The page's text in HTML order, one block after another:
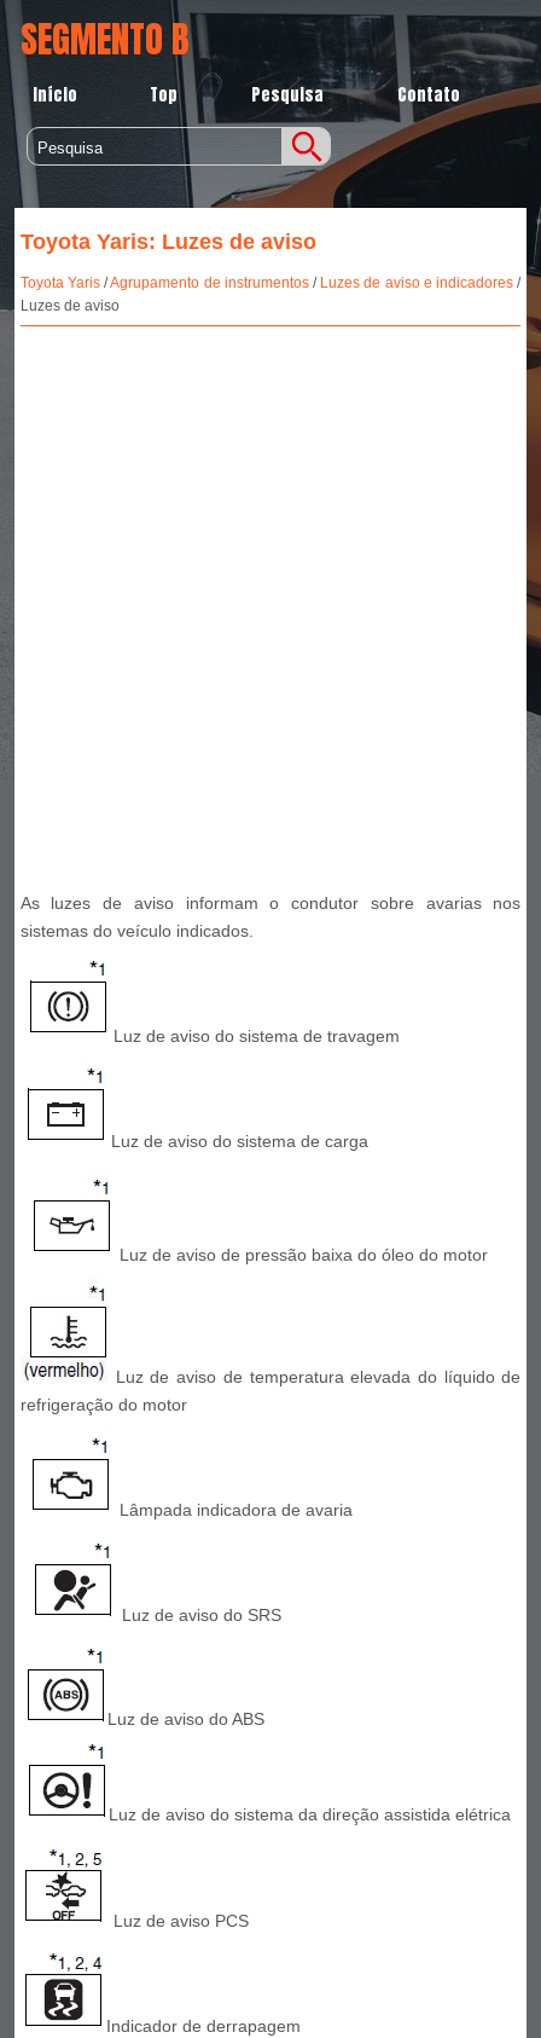
SEGMENTO B
Início Top Pesquisa Contato
Toyota Yaris: Luzes de aviso
Toyota Yaris/Agrupamento de instrumentos/ Luzes de aviso e indicadores /
Luzes de aviso
As luzes de aviso informam o condutor sobre avarias nos
sistemas do veículo indicados.
Luz de aviso do sistema de travagem
Luz de aviso do sistema de carga
Luz de aviso de pressão baixa do óleo do motor
Luz de aviso de temperatura elevada do líquido de
refrigeração do motor
Lâmpada indicadora de avaria
Luz de aviso do SRS
Luz de aviso do ABS
Luz de aviso do sistema da direção assistida elétrica
Luz de aviso PCS
Indicador de derrapagem